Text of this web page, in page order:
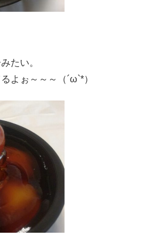
たい。
よぉ～～～（´ω`*）